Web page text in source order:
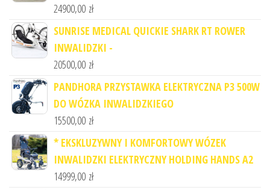
24900,00 zł
SUNRISE MEDICAL QUICKIE SHARK RT ROWER
INWALIDZKI -
20500,00 zł
PANDHORA PRZYSTAWKA ELEKTRYCZNA P3 500W
DO WÓZKA INWALIDZKIEGO
15500,00 zł
* EKSKLUZYWNY I KOMFORTOWY WÓZEK
INWALIDZKI ELEKTRYCZNY HOLDING HANDS A2
14999,00 zł